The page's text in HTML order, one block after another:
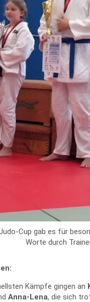
Cup gab es für
Worte durch
Kämpfe gingen an
Anna-Lena, die sich